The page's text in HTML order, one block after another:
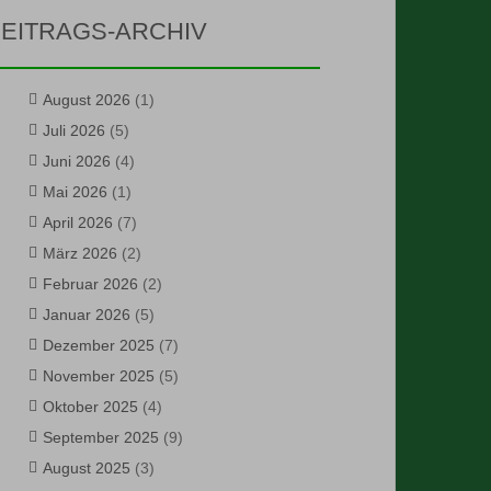
ARCHIV
August 2026 (1)
Juli 2026 (5)
Juni 2026 (4)
Mai 2026 (1)
April 2026 (7)
März 2026 (2)
Februar 2026 (2)
Januar 2026 (5)
Dezember 2025 (7)
November 2025 (5)
Oktober 2025 (4)
September 2025 (9)
August 2025 (3)